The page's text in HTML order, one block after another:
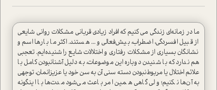
ما در زمانه‌ای زندگی می کنیم که افراد زیادی قربانی مشکلات روانی شایعی
از قبیل افسردگی، اضطراب، بیش‌فعالی و... هستند. اکثر ما بارها اسم و
نشانگان بسیاری از مشکلات رفتاری و اختلالات شایع را شنیده‌ایم. تعجبی
هم ندارد که با شنیدن دوباره این موضوعات، به دلیل آشنا‌نبودن کامل با
علائم اختلال یا مربوط‌نبودن دسته سنی آن به سن خود یا عزیزانمان، توجهی
به آن‌ها نکنیم؛ ولی گاهی همین امر باعث می‌شود مدت‌ها با اینگونه